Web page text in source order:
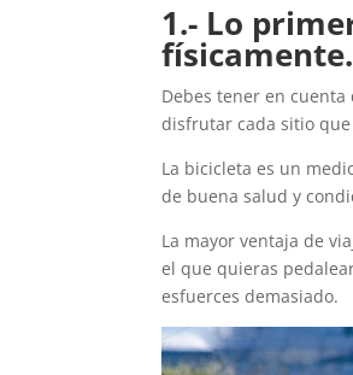
1.- Lo
físicamente.
Debes tener en
disfrutar cada sitio
La bicicleta es un
de buena salud y
La mayor ventaja de
el que quieras
esfuerces demasiado.